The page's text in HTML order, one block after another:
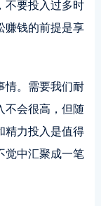
不要投入过多时
赚钱的前提是享
情。需要我们耐
不会很高，但随
精力投入是值得
觉中汇聚成一笔